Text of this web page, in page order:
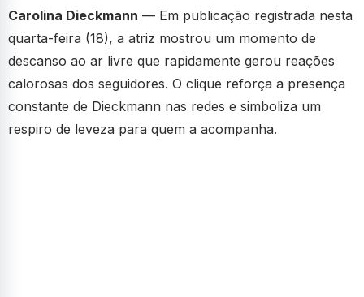
Carolina Dieckmann — Em publicação registrada nesta
quarta-feira (18), a atriz mostrou um momento de
descanso ao ar livre que rapidamente gerou reações
calorosas dos seguidores. O clique reforça a presença
constante de Dieckmann nas redes e simboliza um
respiro de leveza para quem a acompanha.